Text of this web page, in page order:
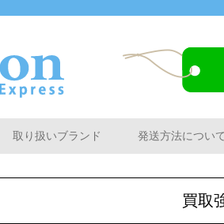
取り扱いブランド 発送方法につい
買取